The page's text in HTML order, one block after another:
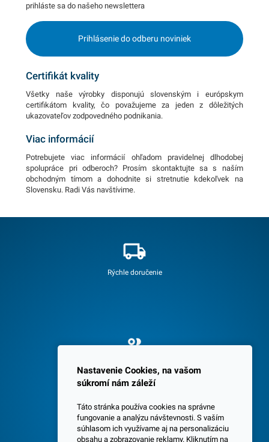
prihláste sa do našeho newslettera
Prihlásenie do odberu noviniek
Certifikát kvality
Všetky naše výrobky disponujú slovenským i európskym
certifikátom kvality, čo považujeme za jeden z dôležitých
ukazovateľov zodpovedného podnikania.
Viac informácií
Potrebujete viac informácií ohľadom pravidelnej dlhodobej
spolupráce pri odberoch? Prosím skontaktujte sa s naším
obchodným tímom a dohodnite si stretnutie kdekoľvek na
Slovensku. Radi Vás navštívime.
Rýchle doručenie
Spokojných 3600 zákazníkov
Nastavenie Cookies, na vašom
súkromí nám záleží
Táto stránka používa cookies na správne
fungovanie a analýzu návštevnosti. S vaším
súhlasom ich využívame aj na personalizáciu
obsahu a zobrazovanie reklamy. Kliknutím na